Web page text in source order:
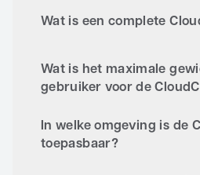
CloudCuddle Junior –
CloudCuddle Junior–
en volwassenen tot50 kg
volwassenen tot100 kg
Wat is een complete
Wat is het maximale
gebruiker voor de
In welke omgeving is de
toepasbaar?